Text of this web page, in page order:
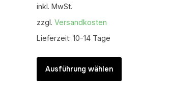
inkl. MwSt.
zzgl. Versandkosten
Lieferzeit: 10-14 Tage
Ausführung wählen
weist